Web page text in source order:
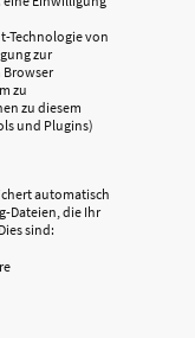
Technologie von
zur
Browser
zu
zu diesem
und Plugins)
automatisch
Dateien, die Ihr
sind: